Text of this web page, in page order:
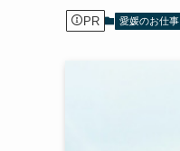
PR 愛媛のお仕事